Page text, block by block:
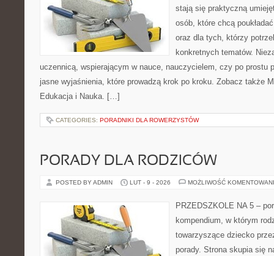
stają się praktyczną
osób, które chcą
oraz dla tych, którzy
konkretnych tematów.
uczennicą, wspierającym w nauce, nauczycielem, czy po prostu
jasne wyjaśnienia, które prowadzą krok po kroku. Zobacz także
Edukacja i Nauka. […]
CATEGORIES: PORADNIKI DLA ROWERZYSTÓW
PORADY DLA RODZICÓW
POSTED BY ADMIN LUT - 9 - 2026 MOŻLIWOŚĆ
PRZEDSZKOLE NA 5 –
kompendium, w którym
towarzyszące dziecko
porady. Strona skupia się